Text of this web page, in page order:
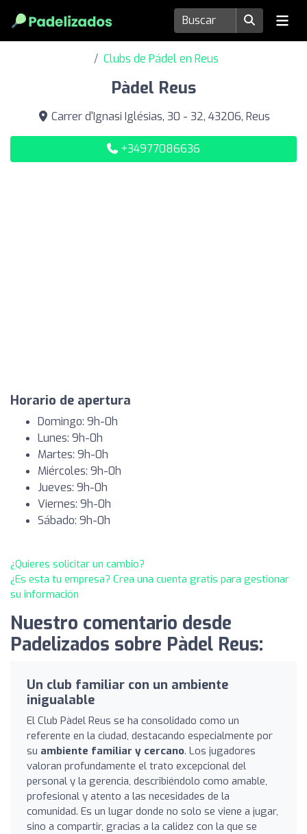
Clubs de Pádel en Reus
Pàdel Reus
Carrer d'Ignasi Iglésias, 30 - 32, 43206, Reus
+34977086636
Horario de apertura
Domingo: 9h-0h
Lunes: 9h-0h
Martes: 9h-0h
Miércoles: 9h-0h
Jueves: 9h-0h
Viernes: 9h-0h
Sábado: 9h-0h
¿Quieres solicitar un cambio?
¿Es esta tu empresa? Crea una cuenta gratis para gestionar
su información
Nuestro comentario desde
Padelizados sobre Pàdel Reus:
Un club familiar con un ambiente
inigualable
El Club Pàdel Reus se ha consolidado como un
referente en la ciudad, destacando especialmente por
su ambiente familiar y cercano. Los jugadores
valoran profundamente el trato excepcional del
personal y la gerencia, describiéndolo como amable,
profesional y atento a las necesidades de la
comunidad. Es un lugar donde no solo se viene a jugar,
sino a compartir, gracias a la calidez con la que se